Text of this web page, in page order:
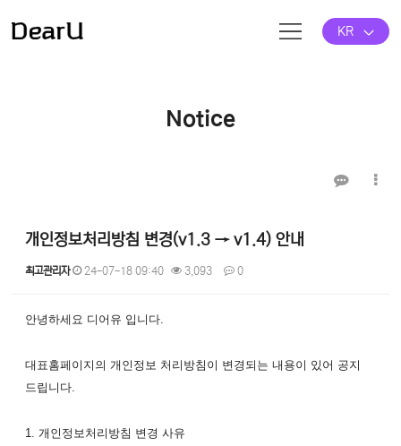
KR
Notice
개인정보처리방침 변경(v1.3 → v1.4) 안내
최고관리자 24-07-18 09:40 3,093 0
본문
안녕하세요 디어유 입니다.
대표홈페이지의 개인정보 처리방침이 변경되는 내용이 있어 공지
드립니다.
1. 개인정보처리방침 변경 사유